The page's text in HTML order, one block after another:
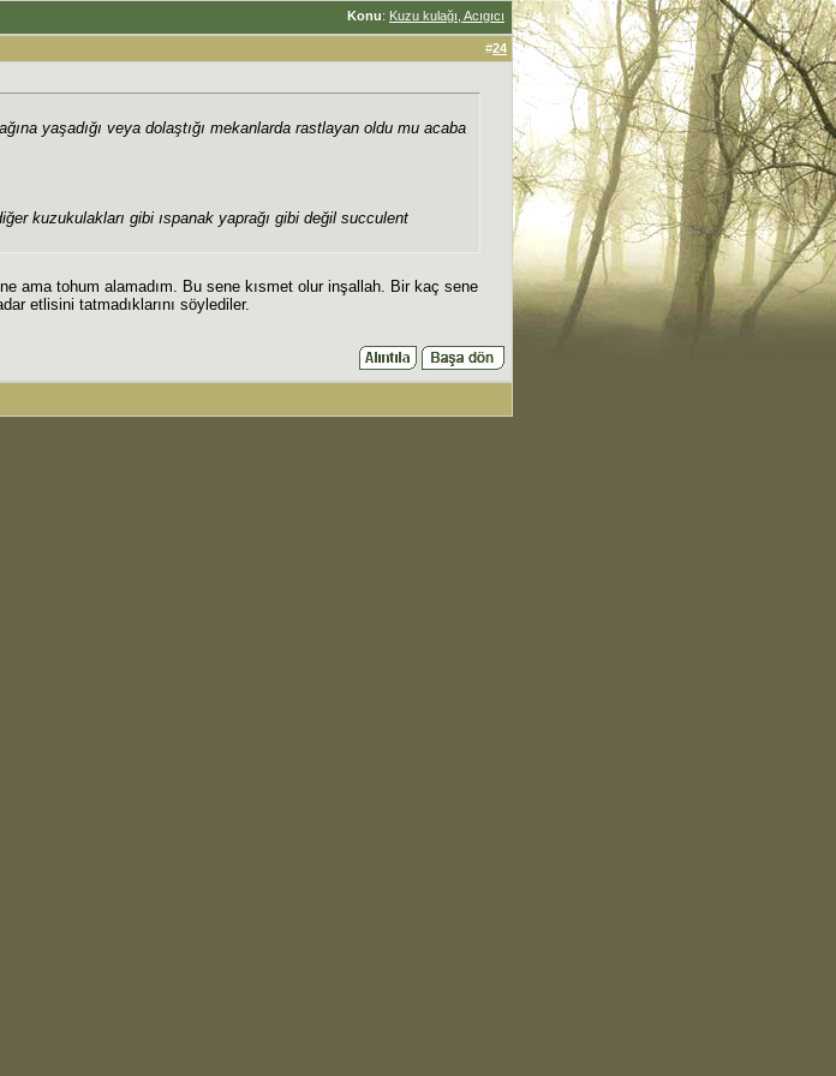
Konu: Kuzu kulağı, Acıgıcı
#24
yaşadığı veya dolaştığı mekanlarda rastlayan oldu mu acaba
kuzukulakları gibi ıspanak yaprağı gibi değil succulent
ama tohum alamadım. Bu sene kısmet olur inşallah. Bir kaç sene
etlisini tatmadıklarını söylediler.